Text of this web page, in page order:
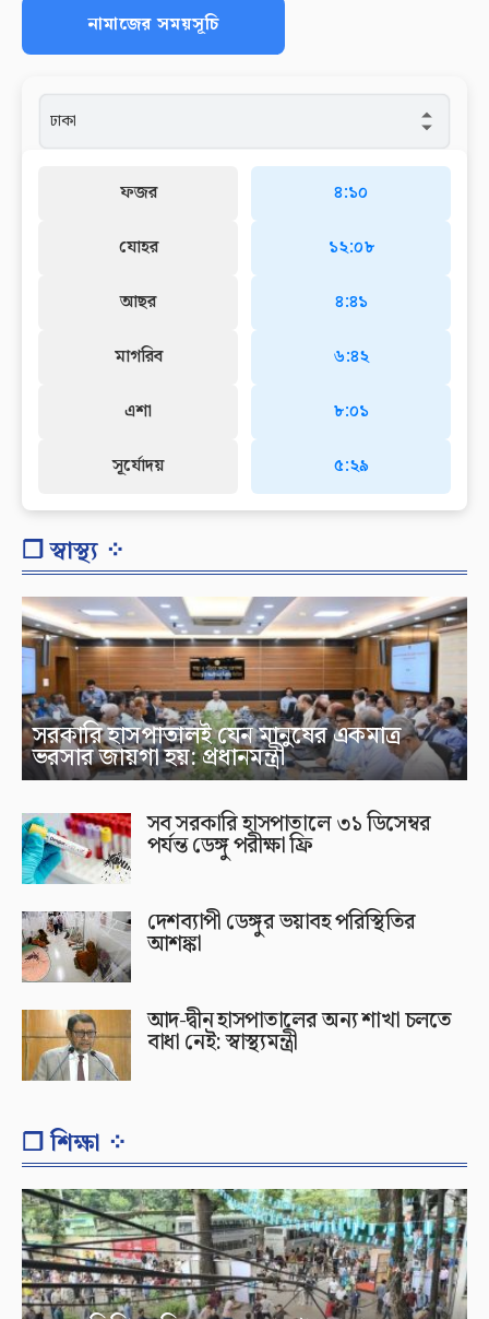
নামাজের সময়সূচি
ফজর
যোহর
আছর
মাগরিব
এশা
সূর্যোদয়
৪:১০
১২:০৮
৪:৪১
৬:৪২
৮:০১
৫:২৯
❐ স্বাস্থ্য ⁘
সরকারি হাসপাতালই যেন মানুষের একমাত্র
ভরসার জায়গা হয়: প্রধানমন্ত্রী
সব সরকারি হাসপাতালে ৩১ ডিসেম্বর
পর্যন্ত ডেঙ্গু পরীক্ষা ফ্রি
দেশব্যাপী ডেঙ্গুর ভয়াবহ পরিস্থিতির
আশঙ্কা
আদ-দ্বীন হাসপাতালের অন্য শাখা চলতে
বাধা নেই: স্বাস্থ্যমন্ত্রী
❐ শিক্ষা ⁘